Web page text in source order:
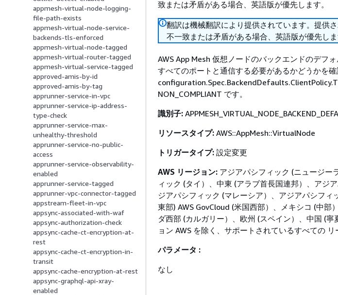
appmesh-virtual-node-logging-
file-path-exists
appmesh-virtual-node-service-
backends-tls-enforced
appmesh-virtual-node-tagged
appmesh-virtual-router-tagged
appmesh-virtual-service-tagged
approved-amis-by-id
approved-amis-by-tag
apprunner-service-in-vpc
apprunner-service-ip-address-
type-check
apprunner-service-max-
unhealthy-threshold
apprunner-service-no-public-
access
apprunner-service-observability-
enabled
apprunner-service-tagged
apprunner-vpc-connector-tagged
appstream-fleet-in-vpc
appsync-associated-with-waf
appsync-authorization-check
appsync-cache-ct-encryption-at-
rest
appsync-cache-ct-encryption-in-
transit
appsync-cache-encryption-at-rest
appsync-graphql-api-xray-
enabled
致または矛盾がある場合、英語版が優先します。
翻訳は機械翻訳により提供されています。提供
不一致または矛盾がある場合、英語版が優先しま
AWS App Mesh 仮想ノードのバックエンドのデフ
すべてのポートと通信する必要があるかどうかを確
NON_COMPLIANT です。
識別子:
リソースタイプ: AWS::AppMesh::VirtualNode
トリガータイプ: 設定変更
AWS リージョン: アジアパシフィック (ニュージー
ィック (タイ）、中東 (アラブ首長国連邦）、アジ
ジアパシフィック (マレーシア）、アジアパシフィ
東部) AWS GovCloud (米国西部）、メキシコ (中部
ダ西部 (カルガリー）、欧州 (スペイン）、中国 (
ョン AWS を除く、サポートされているすべての リ
パラメータ :
なし